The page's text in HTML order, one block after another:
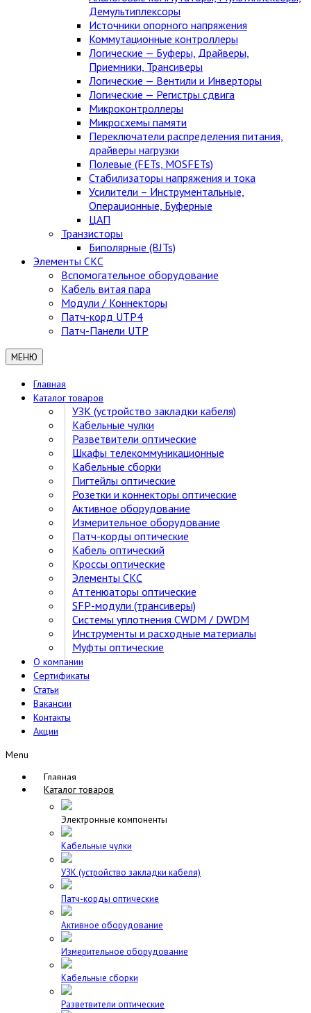
Демультиплексоры
Источники опорного напряжения
Коммутационные контроллеры
Логические — Буферы, Драйверы,
Приемники, Трансиверы
Логические — Вентили и Инверторы
Логические — Регистры сдвига
Микроконтроллеры
Микросхемы памяти
Переключатели распределения питания,
драйверы нагрузки
Полевые (FETs, MOSFETs)
Стабилизаторы напряжения и тока
Усилители – Инструментальные,
Операционные, Буферные
ЦАП
Транзисторы
Биполярные (BJTs)
Элементы СКС
Вспомогательное оборудование
Кабель витая пара
Модули / Коннекторы
Патч-корд UTP4
Патч-Панели UTP
МЕНЮ
Главная
Каталог товаров
УЗК (устройство закладки кабеля)
Кабельные чулки
Разветвители оптические
Шкафы телекоммуникационные
Кабельные сборки
Пигтейлы оптические
Розетки и коннекторы оптические
Активное оборудование
Измерительное оборудование
Патч-корды оптические
Кабель оптический
Кроссы оптические
Элементы СКС
Аттенюаторы оптические
SFP-модули (трансиверы)
Cистемы уплотнения CWDM / DWDM
Инструменты и расходные материалы
Муфты оптические
О компании
Сертификаты
Статьи
Вакансии
Контакты
Акции
Menu
Главная
Каталог товаров
Электронные компоненты
Кабельные чулки
УЗК (устройство закладки кабеля)
Патч-корды оптические
Активное оборудование
Измерительное оборудование
Кабельные сборки
Разветвители оптические